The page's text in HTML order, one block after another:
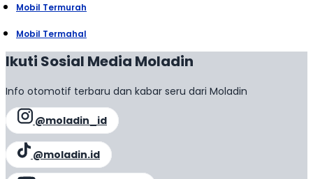
Mobil Termurah
Mobil Termahal
Ikuti Sosial Media Moladin
Info otomotif terbaru dan kabar seru dari Moladin
@moladin_id
@moladin.id